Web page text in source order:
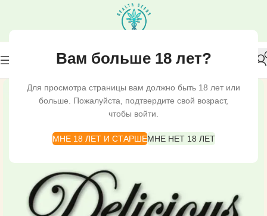
Вам больше 18 лет?
Для просмотра страницы вам должно быть 18 лет или
больше. Пожалуйста, подтвердите свой возраст,
чтобы войти.
МНЕ 18 ЛЕТ И СТАРШЕМНЕ НЕТ 18 ЛЕТ